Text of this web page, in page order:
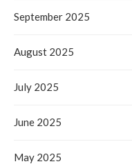
September 2025
August 2025
July 2025
June 2025
May 2025